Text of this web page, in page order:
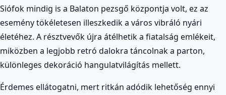
Siófok mindig is a Balaton pezsgő központja volt, ez az
esemény tökéletesen illeszkedik a város vibráló nyári
életéhez. A résztvevők újra átélhetik a fiatalság emlékeit,
miközben a legjobb retró dalokra táncolnak a parton,
különleges dekoráció hangulatvilágítás mellett.
Érdemes ellátogatni, mert ritkán adódik lehetőség ennyi